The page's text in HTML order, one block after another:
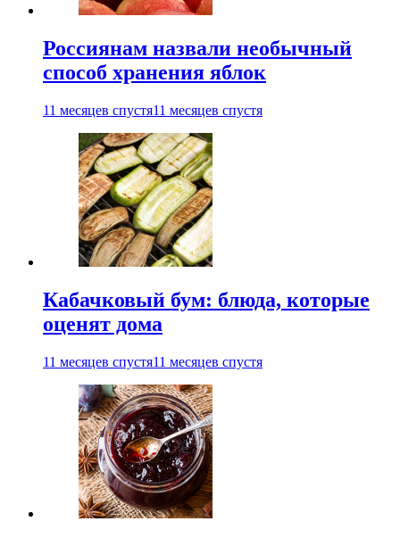
Россиянам назвали необычный
способ хранения яблок
11 месяцев спустя11 месяцев спустя
Кабачковый бум: блюда, которые
оценят дома
11 месяцев спустя11 месяцев спустя